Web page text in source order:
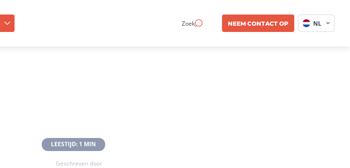
Zoek NEEM CONTACT OP NL
LEESTIJD: 1 MIN
Geschreven door